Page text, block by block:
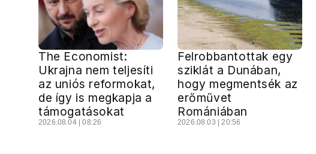
The Economist:
Ukrajna nem teljesíti
az uniós reformokat,
de így is megkapja a
támogatásokat
2026.08.04 | 08:26
Felrobbantottak egy
sziklát a Dunában,
hogy megmentsék az
erőművet
Romániában
2026.08.03 | 20:56